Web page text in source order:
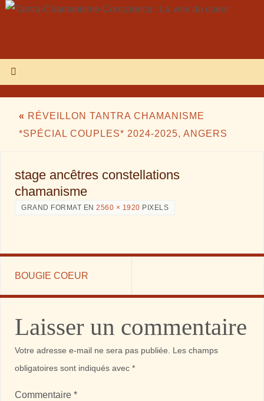
« RÉVEILLON TANTRA CHAMANISME
*SPÉCIAL COUPLES* 2024-2025, ANGERS
stage ancêtres constellations
chamanisme
GRAND FORMAT EN2560 × 1920 PIXELS
BOUGIE COEUR
Laisser un commentaire
Votre adresse e-mail ne sera pas publiée.
Les champs
obligatoires sont indiqués avec*
Commentaire*